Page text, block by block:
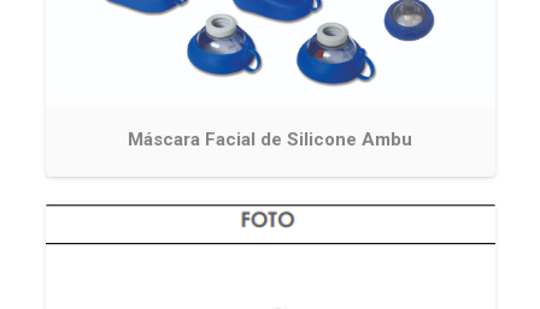
Máscara Facial de Silicone Ambu